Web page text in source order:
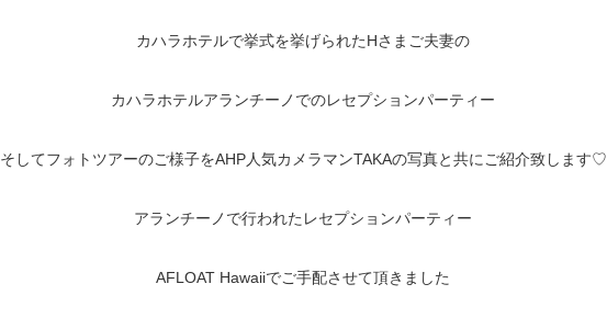
カハラホテルで挙式を挙げられたHさまご夫妻の
カハラホテルアランチーノでのレセプションパーティー
そしてフォトツアーのご様子をAHP人気カメラマンTAKAの写真と共にご紹介致します♡
アランチーノで行われたレセプションパーティー
AFLOAT Hawaiiでご手配させて頂きました